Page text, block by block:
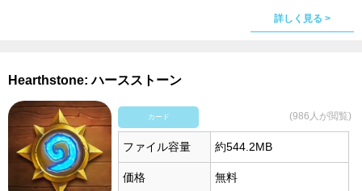
詳しく見る >
Hearthstone: ハースストーン
カード (986人が閲覧)
ファイル容量 約544.2MB
価格 無料